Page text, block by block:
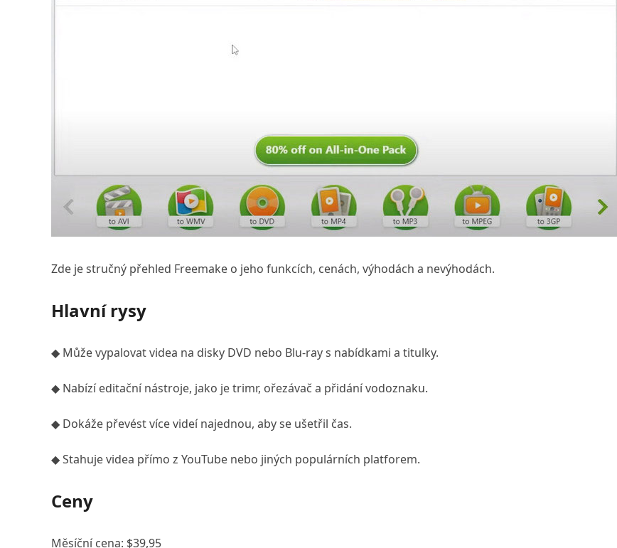
Zde je stručný přehled Freemake o jeho funkcích, cenách, výhodách a nevýhodách.
Hlavní rysy
◆ Může vypalovat videa na disky DVD nebo Blu-ray s nabídkami a titulky.
◆ Nabízí editační nástroje, jako je trimr, ořezávač a přidání vodoznaku.
◆ Dokáže převést více videí najednou, aby se ušetřil čas.
◆ Stahuje videa přímo z YouTube nebo jiných populárních platforem.
Ceny
Měsíční cena: $39,95